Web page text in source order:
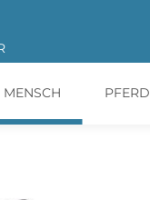
MENSCH PFERD